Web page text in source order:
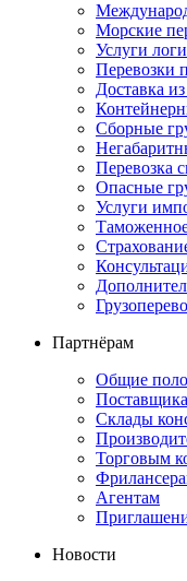
Морские
Услуги
Перевозки
Доставка
Сборные
Перевозка
Опасные
Услуги
Партнёрам
Общие
Склады
Торговым
Агентам
Новости